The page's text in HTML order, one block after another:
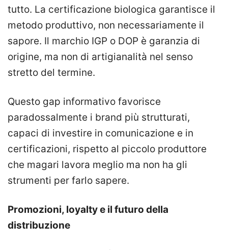
tutto. La certificazione biologica garantisce il
metodo produttivo, non necessariamente il
sapore. Il marchio IGP o DOP è garanzia di
origine, ma non di artigianalità nel senso
stretto del termine.
Questo gap informativo favorisce
paradossalmente i brand più strutturati,
capaci di investire in comunicazione e in
certificazioni, rispetto al piccolo produttore
che magari lavora meglio ma non ha gli
strumenti per farlo sapere.
Promozioni, loyalty e il futuro della
distribuzione